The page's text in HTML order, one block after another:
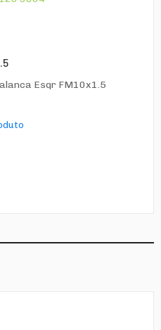
Esqr FM10x1.5